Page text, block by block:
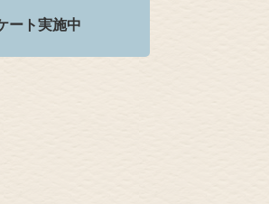
ート実施中